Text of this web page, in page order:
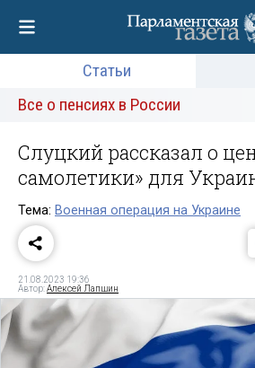
Статьи
Все о пенсиях в России
Слуцкий рассказал о
самолетики» для
Тема: Военная операция на Украине
21.08.2023 19:36
Автор:Алексей Лапшин